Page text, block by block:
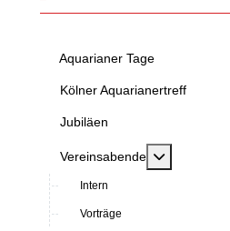
Aquarianer Tage
Kölner Aquarianertreff
Jubiläen
Vereinsabende
Intern
Vorträge